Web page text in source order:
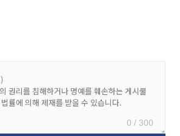
0 / 300